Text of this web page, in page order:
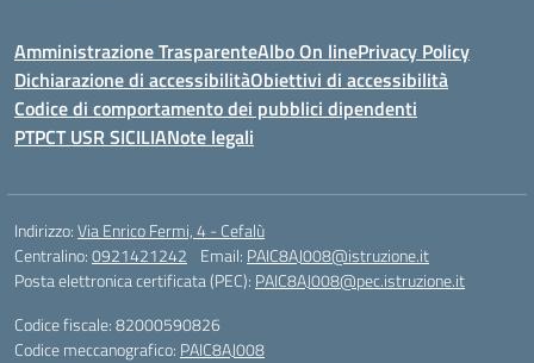
Amministrazione TrasparenteAlbo On linePrivacy Policy
Dichiarazione di accessibilitàObiettivi di accessibilità
Codice di comportamento dei pubblici dipendenti
PTPCT USR SICILIANote legali
Indirizzo:Via Enrico Fermi, 4 - Cefalù
Centralino:0921421242 Email: PAIC8AJ008@istruzione.it
Posta elettronica certificata (PEC): PAIC8AJ008@pec.istruzione.it
Codice fiscale: 82000590826
Codice meccanografico: PAIC8AJ008